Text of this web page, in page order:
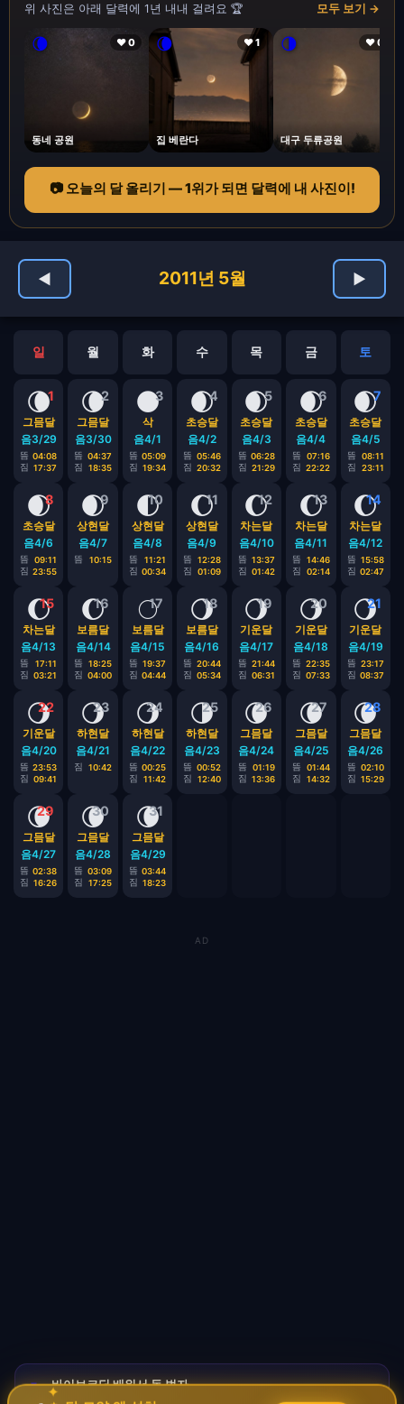
위 사진은 아래 달력에 1년 내내 걸려요 🏆
모두 보기 →
🌘 ❤ 0
동네 공원
🌘 ❤ 1
집 베란다
🌗 ❤ 0
대구 두류공원
📷 오늘의 달 올리기 — 1위가 되면 달력에 내 사진이!
◀ 2011년 5월 ▶
일 월 화 수 목 금 토
1
🌘
그믐달
음3/29
뜸 04:08
짐 17:37
2
🌘
그믐달
음3/30
뜸 04:37
짐
18:35
3
🌑
삭
음4/1
뜸 05:09
짐 19:34
4
🌒
초승달
음4/2
뜸 05:46
짐 20:32
5
🌒
초승달
음4/3
뜸 06:28
짐 21:29
6
🌒
초승달
음4/4
뜸
07:16
짐 22:22
7
🌒
초승달
음4/5
뜸
08:11
짐
23:11
8
🌒
초승달
음4/6
뜸
09:11
짐 23:55
9
🌒
상현달
음4/7
뜸 10:15
10
🌓
상현달
음4/8
뜸
11:21
짐 00:34
11
🌔
상현달
음4/9
뜸
12:28
짐
01:09
12
🌔
차는달
음4/10
뜸 13:37
짐 01:42
13
🌔
차는달
음4/11
뜸
14:46
짐
02:14
14
🌔
차는달
음4/12
뜸 15:58
짐 02:47
15
🌔
차는달
음4/13
뜸
17:11
짐 03:21
16
🌔
보름달
음4/14
뜸
18:25
짐 04:00
17
🌕
보름달
음4/15
뜸 19:37
짐 04:44
18
🌖
보름달
음4/16
뜸 20:44
짐 05:34
19
🌖
기운달
음4/17
뜸 21:44
짐 06:31
20
🌖
기운달
음4/18
뜸 22:35
짐 07:33
21
🌖
기운달
음4/19
뜸 23:17
짐 08:37
22
🌖
기운달
음4/20
뜸 23:53
짐 09:41
23
🌖
하현달
음4/21
짐 10:42
24
🌖
하현달
음4/22
뜸 00:25
짐
11:42
25
🌗
하현달
음4/23
뜸 00:52
짐
12:40
26
🌘
그믐달
음4/24
뜸
01:19
짐 13:36
27
🌘
그믐달
음4/25
뜸
01:44
짐
14:32
28
🌘
그믐달
음4/26
뜸 02:10
짐 15:29
29
🌘
그믐달
음4/27
뜸 02:38
짐 16:26
30
🌘
그믐달
음4/28
뜸 03:09
짐
17:25
31
🌘
그믐달
음4/29
뜸 03:44
짐 18:23
AD
🚀바이브코딩 배워서 돈 벌자
코딩 몰라도 AI로 자동화 수익 시스템 구축 · 무료
✦ ✧